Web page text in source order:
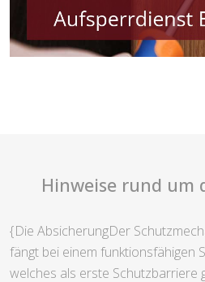
Hinweise rund um
{Die AbsicherungDer
fängt bei einem funktionsfähigen
welches als erste Schutzbarriere